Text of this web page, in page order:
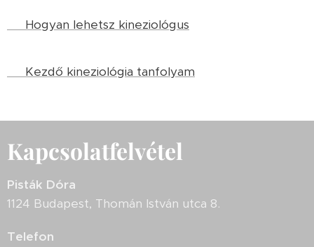
👉 Hogyan lehetsz kineziológus
👉 Kezdő kineziológia tanfolyam
Kapcsolatfelvétel
Pisták Dóra
1124 Budapest, Thomán István utca 8.
Telefon